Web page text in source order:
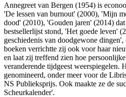
Annegreet van Bergen (1954) is
'De lessen van burnout' (2000), 'Mijn
dood' (2010), 'Gouden jaren' (2014)
bestsellerlijst stond, 'Het goede leven'
geschiedenis van doodgewone
boeken verrichtte zij ook voor haar
en laat zij treffend zien hoe
veranderende tijdgeest weerspiegelen.
genomineerd, onder meer voor de
NS Publieksprijs. Ook maakte ze de
Scheurkalender'.